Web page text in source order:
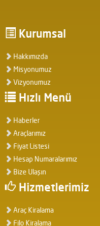
Kurumsal
Hakkımızda
Misyonumuz
Vizyonumuz
Hızlı Menü
Haberler
Araçlarımız
Fiyat Listesi
Hesap Numaralarımız
Bize Ulaşın
Hizmetlerimiz
Araç Kiralama
Filo Kiralama